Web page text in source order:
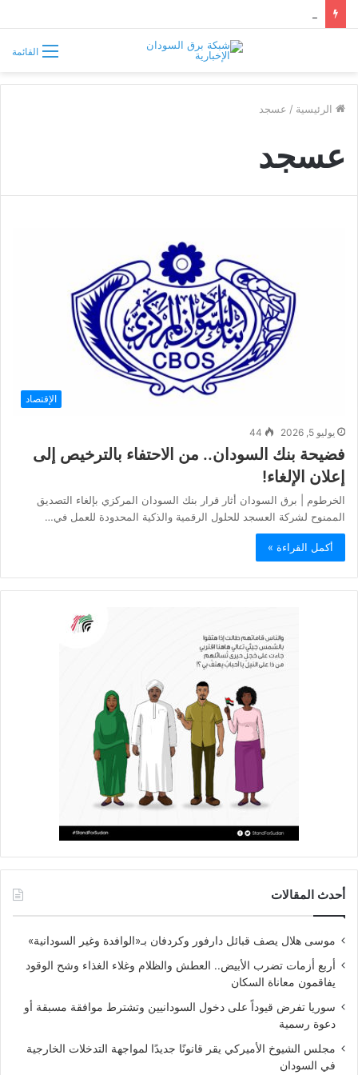
القائمة
الرئيسية / عسجد
عسجد
الإقتصاد
يوليو 5, 2026 44
فضيحة بنك السودان.. من الاحتفاء بالترخيص إلى
إعلان الإلغاء!
الخرطوم | برق السودان أثار قرار بنك السودان المركزي بإلغاء التصديق
الممنوح لشركة العسجد للحلول الرقمية والذكية المحدودة للعمل في…
أكمل القراءة »
أحدث المقالات
موسى هلال يصف قبائل دارفور وكردفان بـ«الوافدة وغير السودانية»
أربع أزمات تضرب الأبيض.. العطش والظلام وغلاء الغذاء وشح الوقود
يفاقمون معاناة السكان
سوريا تفرض قيوداً على دخول السودانيين وتشترط موافقة مسبقة أو
دعوة رسمية
مجلس الشيوخ الأميركي يقر قانونًا جديدًا لمواجهة التدخلات الخارجية
في السودان